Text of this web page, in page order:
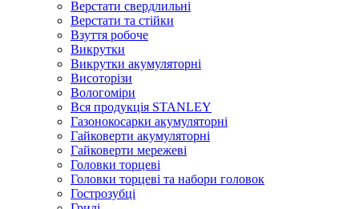
Верстати свердлильні
Верстати та стійки
Взуття робоче
Викрутки
Викрутки акумуляторні
Висоторізи
Вологоміри
Вся продукція STANLEY
Газонокосарки акумуляторні
Гайковерти акумуляторні
Гайковерти мережеві
Головки торцеві
Головки торцеві та набори головок
Гострозубці